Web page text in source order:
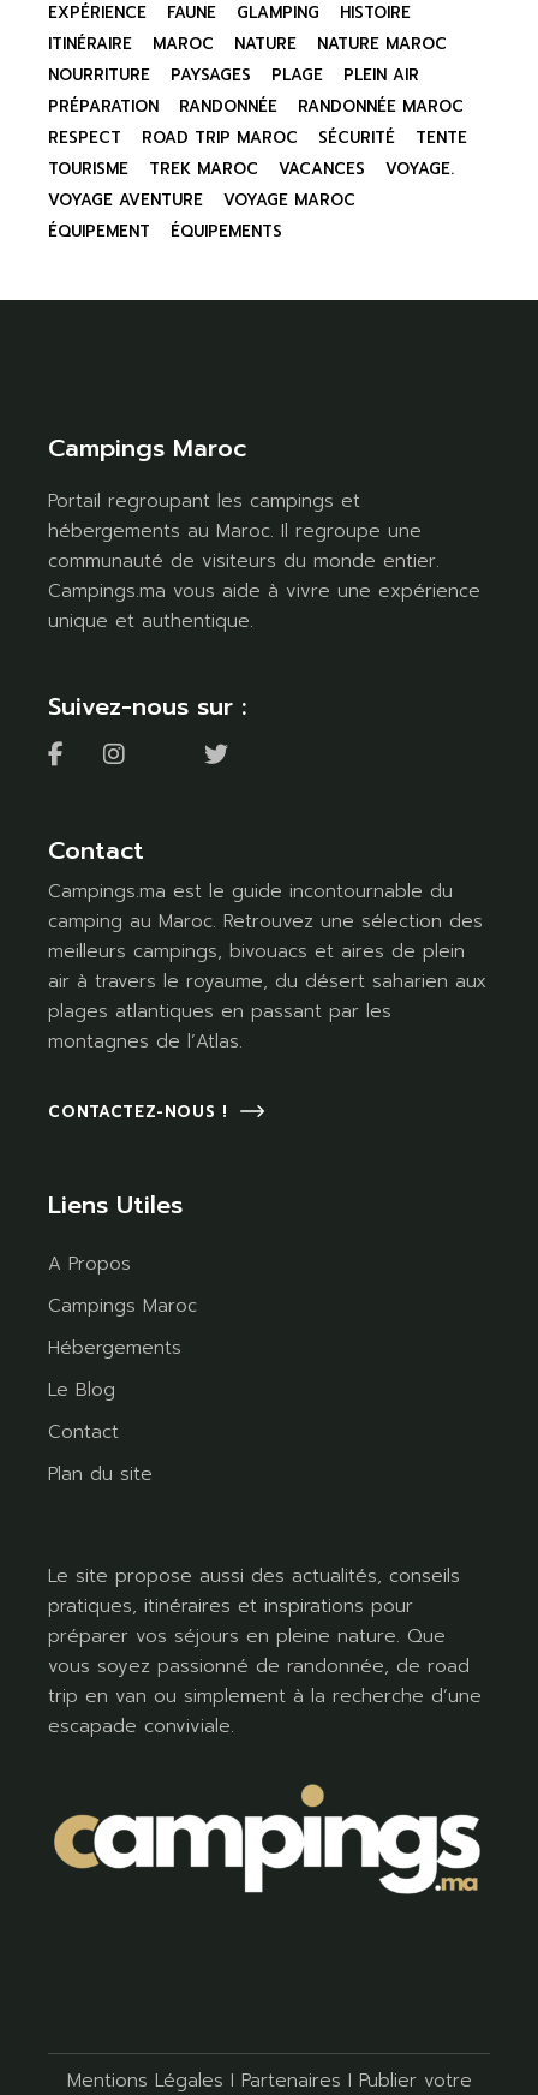
EXPÉRIENCE
FAUNE GLAMPING
HISTOIRE
ITINÉRAIRE
MAROC NATURE
NATURE MAROC
NOURRITURE
PAYSAGES PLAGE
PLEIN AIR
PRÉPARATION
RANDONNÉE
RANDONNÉE MAROC
RESPECT
ROAD TRIP MAROC SÉCURITÉ
TENTE
TOURISME
TREK MAROC VACANCES
VOYAGE.
VOYAGE AVENTURE
VOYAGE MAROC
ÉQUIPEMENT
ÉQUIPEMENTS
Campings Maroc
Portail regroupant les campings et
hébergements au Maroc. Il regroupe une
communauté de visiteurs du monde entier.
Campings.ma vous aide à vivre une expérience
unique et authentique.
Suivez-nous sur :
Contact
Campings.ma est le guide incontournable du
camping au Maroc. Retrouvez une sélection des
meilleurs campings, bivouacs et aires de plein
air à travers le royaume, du désert saharien aux
plages atlantiques en passant par les
montagnes de l’Atlas.
CONTACTEZ-NOUS !
Liens Utiles
A Propos
Campings Maroc
Hébergements
Le Blog
Contact
Plan du site
Le site propose aussi des actualités, conseils
pratiques, itinéraires et inspirations pour
préparer vos séjours en pleine nature. Que
vous soyez passionné de randonnée, de road
trip en van ou simplement à la recherche d’une
escapade conviviale.
Mentions Légales I Partenaires I Publier votre